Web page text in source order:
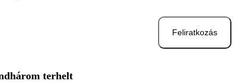
terhelt
Feliratkozás